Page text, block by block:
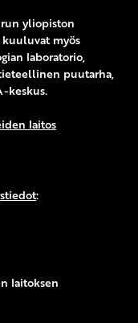
yliopiston
myös
laboratorio,
puutarha,
keskus.
laitos
:
laitoksen